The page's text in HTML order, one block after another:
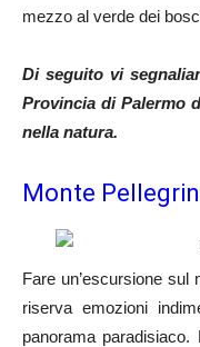
mezzo al verde dei
Di seguito vi
Provincia di Palermo
nella natura.
Monte
Fare un’escursione
riserva emozioni
panorama